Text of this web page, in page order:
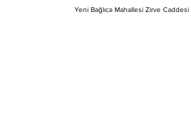
Yeni Bağlıca Mahallesi Zirve